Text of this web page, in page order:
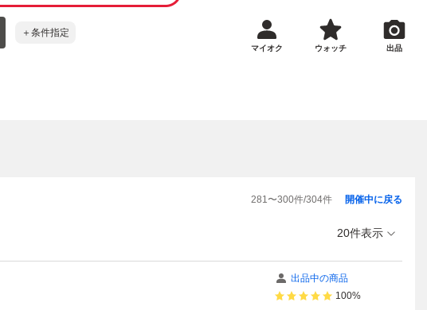
＋条件指定
マイオク ウォッチ 出品
281〜300件/304件 開催中に戻る
20件表示
出品中の商品
100%